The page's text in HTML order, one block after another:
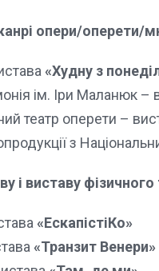
опери/оперети/
«Худну з
ім. Іри Маланюк –
театр оперети –
з
і виставу фізичного
«ЕскапістіКо»
«Транзит Венери»